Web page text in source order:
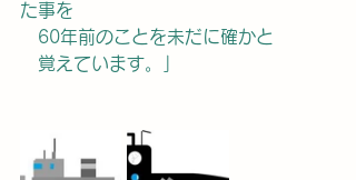
た事を
60年前のことを未だに確かと
覚えています。」